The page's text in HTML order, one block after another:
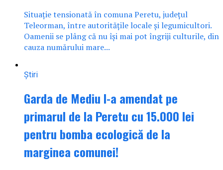
Situație tensionată în comuna Peretu, județul
Teleorman, între autoritățile locale și legumicultori.
Oamenii se plâng că nu își mai pot îngriji culturile, din
cauza numărului mare...
Știri
Garda de Mediu l-a amendat pe
primarul de la Peretu cu 15.000 lei
pentru bomba ecologică de la
marginea comunei!